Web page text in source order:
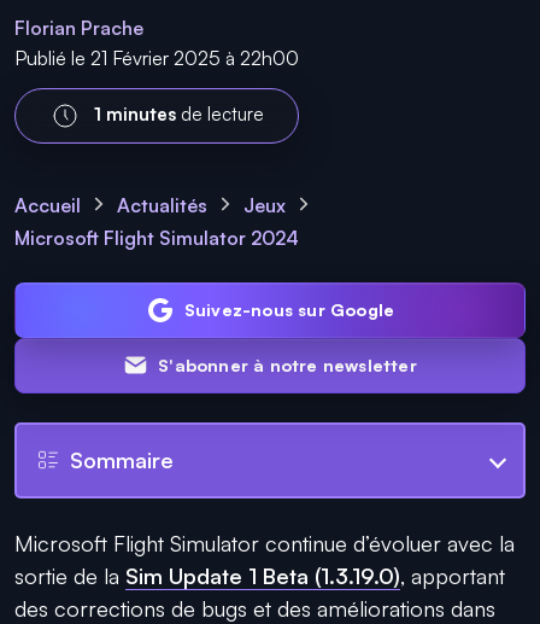
Florian Prache
Publié le 21 Février 2025 à 22h00
1 minutesde lecture
Accueil Actualités
Jeux
Microsoft Flight Simulator 2024
Suivez-nous sur Google
S'abonner à notre newsletter
Sommaire
Microsoft Flight Simulator continue d’évoluer avec la
sortie de la Sim Update 1 Beta (1.3.19.0), apportant
des corrections de bugs et des améliorations dans